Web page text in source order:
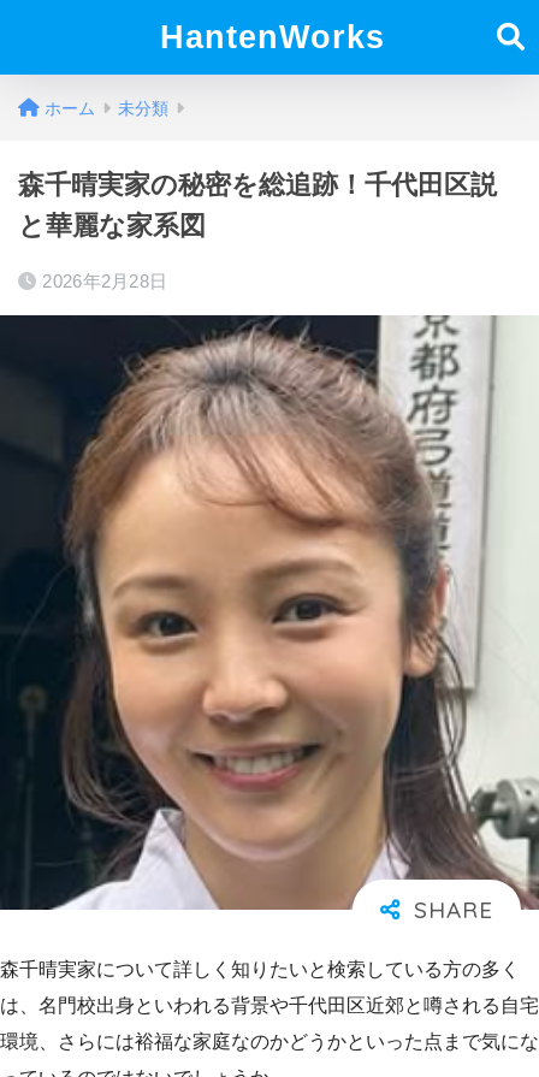
HantenWorks
ホーム 未分類
森千晴実家の秘密を総追跡！千代田区説
と華麗な家系図
2026年2月28日
森千晴実家について詳しく知りたいと検索している方の多く
は、名門校出身といわれる背景や千代田区近郊と噂される自宅
環境、さらには裕福な家庭なのかどうかといった点まで気にな